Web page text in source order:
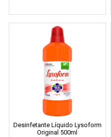
Desinfetante Líquido Lysoform
Original 500ml